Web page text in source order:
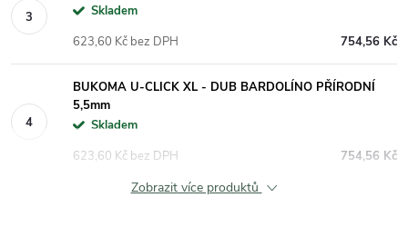
Skladem
754,56 Kč
623,60 Kč bez DPH
BUKOMA U-CLICK XL - DUB BARDOLÍNO PŘÍRODNÍ
5,5mm
Skladem
754,56 Kč
623,60 Kč bez DPH
Zobrazit více produktů